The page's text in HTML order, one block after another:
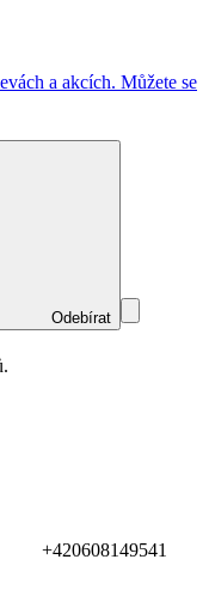
a akcích. Můžete se
Odebírat
+420608149541